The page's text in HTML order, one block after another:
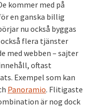
kommer med på
en ganska billig
nu också byggas
flera tjänster
med webben – sajter
oftast
Exempel som kan
Panoramio. Flitigaste
är nog dock